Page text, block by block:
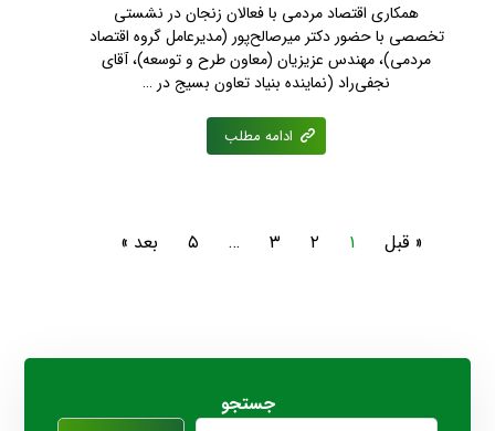
همکاری اقتصاد مردمی با فعالان زنجان در نشستی
تخصصی با حضور دکتر میرصالح‌پور (مدیرعامل گروه اقتصاد
مردمی)، مهندس عزیزیان (معاون طرح و توسعه)، آقای
نجفی‌راد (نماینده بنیاد تعاون بسیج در …
ادامه مطلب
« قبل ۱ ۲ ۳ … ۵ بعد »
جستجو